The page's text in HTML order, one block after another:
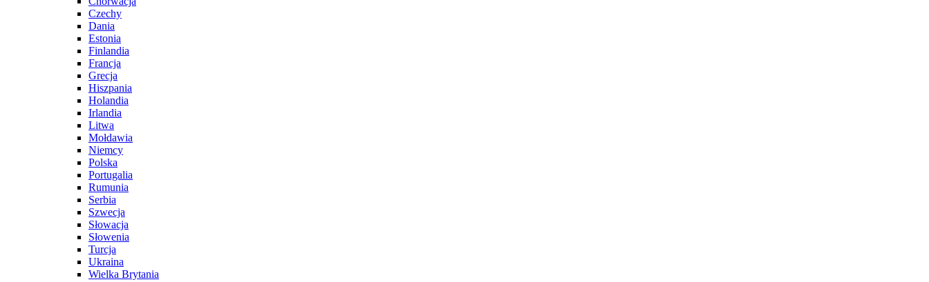
Czechy
Dania
Estonia
Finlandia
Francja
Grecja
Hiszpania
Holandia
Irlandia
Litwa
Mołdawia
Niemcy
Polska
Portugalia
Rumunia
Serbia
Szwecja
Słowacja
Słowenia
Turcja
Ukraina
Wielka Brytania